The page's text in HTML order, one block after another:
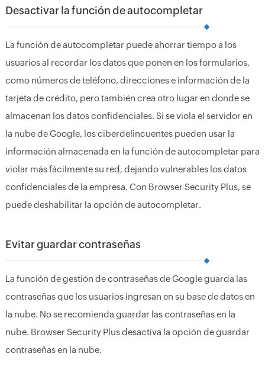
Desactivar la función de autocompletar
La función de autocompletar puede ahorrar tiempo a los
usuarios al recordar los datos que ponen en los formularios,
como números de teléfono, direcciones e información de la
tarjeta de crédito, pero también crea otro lugar en donde se
almacenan los datos confidenciales. Si se viola el servidor en
la nube de Google, los ciberdelincuentes pueden usar la
información almacenada en la función de autocompletar para
violar más fácilmente su red, dejando vulnerables los datos
confidenciales de la empresa. Con Browser Security Plus, se
puede deshabilitar la opción de autocompletar.
Evitar guardar contraseñas
La función de gestión de contraseñas de Google guarda las
contraseñas que los usuarios ingresan en su base de datos en
la nube. No se recomienda guardar las contraseñas en la
nube. Browser Security Plus desactiva la opción de guardar
contraseñas en la nube.